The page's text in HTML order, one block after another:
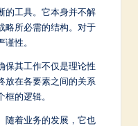
的工具。它本身并不解
略所必需的结构。对于
性。
保其工作不仅是理论性
放在各要素之间的关系
的逻辑。
随着业务的发展，它也